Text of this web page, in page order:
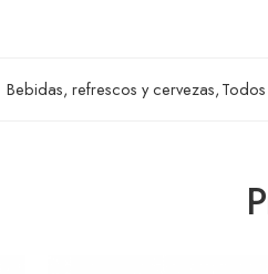
Bebidas, refrescos y cervezas,Todos